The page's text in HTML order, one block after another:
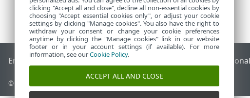
End of Life ESET-vidensbase ESET-forum
© 1992 - 2025 ESET, spol. s r.o. – Alle rettigheder forbeholdes.
clicking "Accept all and close", decline all non-essential cookies by
choosing "Accept essential cookies only", or adjust your cookie
settings by clicking "Manage cookies". You also have the right to
withdraw your consent or change your cookie preferences
anytime by clicking the "Manage cookies" link in our website
footer or in your account settings (if available). For more
information, see ourCookie Policy.
ACCEPT ALL AND CLOSE